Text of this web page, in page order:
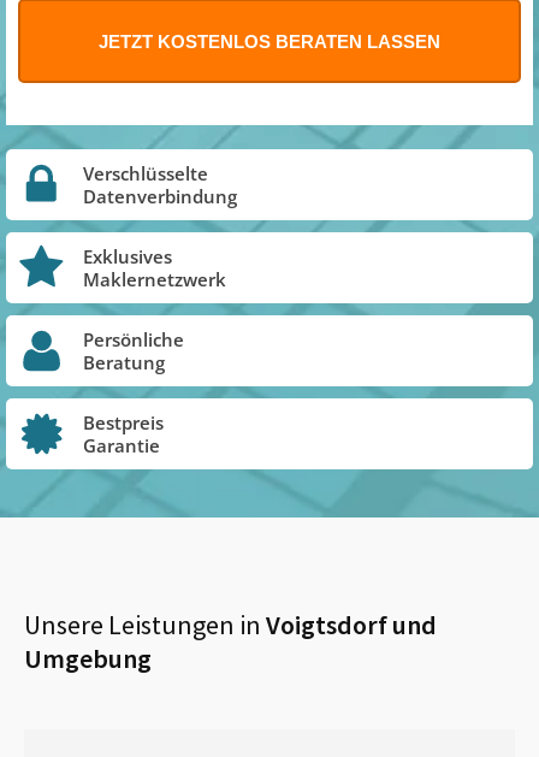
Verschlüsselte
Datenverbindung
Exklusives
Maklernetzwerk
Persönliche
Beratung
Bestpreis
Garantie
Unsere Leistungen in Voigtsdorfund
Umgebung